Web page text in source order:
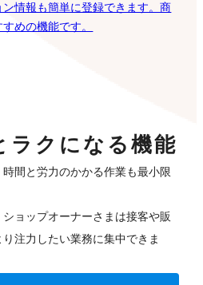
情報も簡単に登録できます。商
めの機能です。
ラクになる機能
間と労力のかかる作業も最小限
ョップオーナーさまは接客や販
注力したい業務に集中できま